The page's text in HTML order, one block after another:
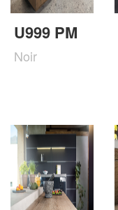
U999 PM
Noir